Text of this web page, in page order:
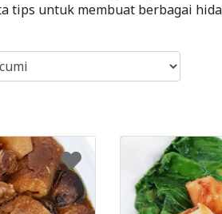
tips untuk membuat berbagai